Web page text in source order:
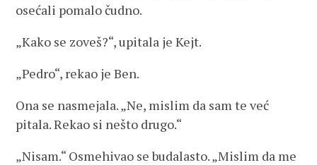
osećali pomalo čudno.
„Kako se zoveš?“, upitala je Kejt.
„Pedro“, rekao je Ben.
Ona se nasmejala. „Ne, mislim da sam te već
pitala. Rekao si nešto drugo.“
„Nisam.“ Osmehivao se budalasto. „Mislim da me